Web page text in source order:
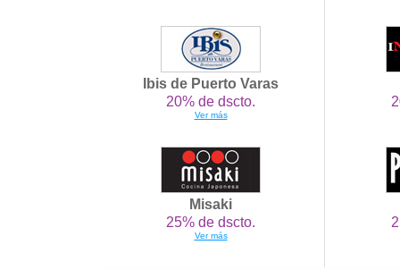
Ibis de Puerto Varas
20% de dscto.
Ver más
Misaki
25% de dscto.
Ver más